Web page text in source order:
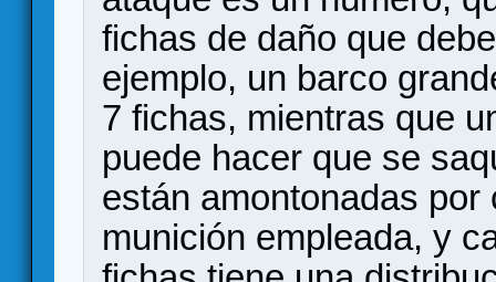
fichas de daño que
ejemplo, un barco
7 fichas, mientras que
puede hacer que se
están amontonadas
munición empleada, y